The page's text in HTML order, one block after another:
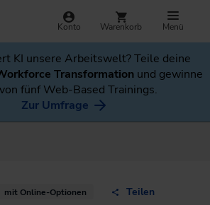
Konto Warenkorb Menü
KI unsere Arbeitswelt? Teile deine
Transformation und gewinne
fünf Web-Based Trainings.
Zur Umfrage
mit Online-Optionen Teilen